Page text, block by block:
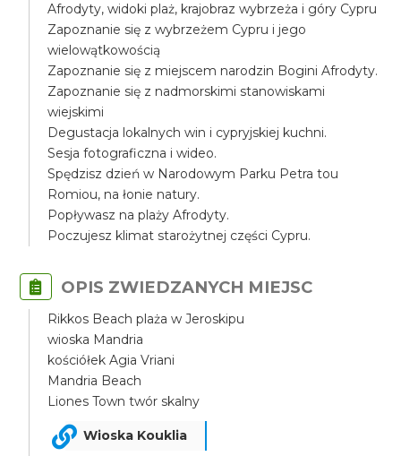
Afrodyty, widoki plaż, krajobraz wybrzeża i góry Cypru
Zapoznanie się z wybrzeżem Cypru i jego
wielowątkowością
Zapoznanie się z miejscem narodzin Bogini Afrodyty.
Zapoznanie się z nadmorskimi stanowiskami
wiejskimi
Degustacja lokalnych win i cypryjskiej kuchni.
Sesja fotograficzna i wideo.
Spędzisz dzień w Narodowym Parku Petra tou
Romiou, na łonie natury.
Popływasz na plaży Afrodyty.
Poczujesz klimat starożytnej części Cypru.
OPIS ZWIEDZANYCH MIEJSC
Rikkos Beach plaża w Jeroskipu
wioska Mandria
kościółek Agia Vriani
Mandria Beach
Liones Town twór skalny
Wioska Kouklia